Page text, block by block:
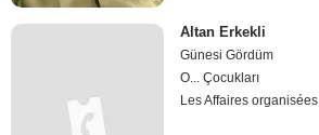
Altan Erkekli
Günesi Gördüm
O... Çocukları
Les Affaires organisées